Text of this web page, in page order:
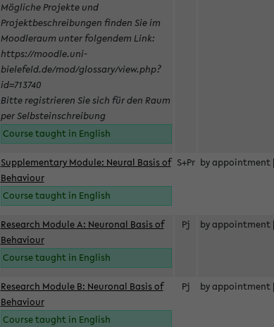
Mögliche Projekte und
Projektbeschreibungen finden Sie im
Moodleraum unter folgendem Link:
https://moodle.uni-
bielefeld.de/mod/glossary/view.php?
id=713740
Bitte registrieren Sie sich für den Raum
per Selbsteinschreibung
Course taught in English
Supplementary Module: Neural Basis of
Behaviour
Course taught in English
S+Pr by appointment
Research Module A: Neuronal Basis of
Behaviour
Course taught in English
Pj by appointment
Research Module B: Neuronal Basis of
Behaviour
Course taught in English
Pj by appointment